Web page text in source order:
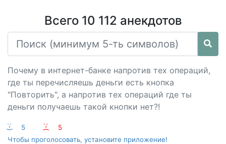
Всего 10 112 анекдотов
Почему в интернет-банке напротив тех операций,
где ты перечисляешь деньги есть кнопка
"Повторить", а напротив тех операций где ты
деньги получаешь такой кнопки нет?!
:-) 5 :-(
5
Чтобы проголосовать, установите приложение!